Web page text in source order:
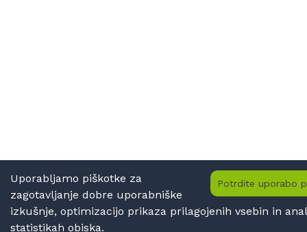
Potrdite uporabo
Uporabljamo piškotke za
zagotavljanje dobre uporabniške
izkušnje, optimizacijo prikaza prilagojenih vsebin in
statistikah obiska.